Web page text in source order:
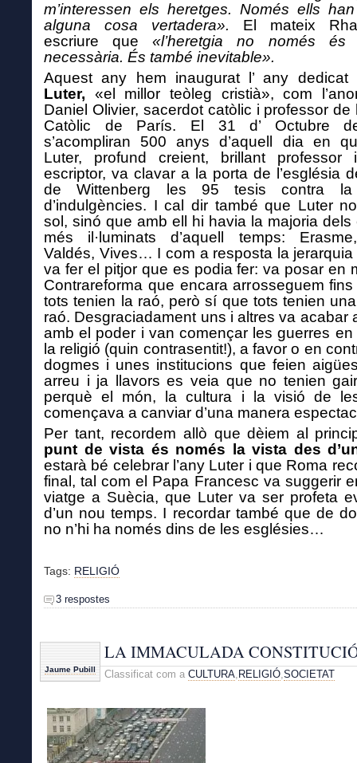
m’interessen els heretges. Només ells
alguna cosa vertadera». El mateix
escriure que«l’heretgia no només
necessària. És també inevitable».
Aquest any hem inaugurat l’ any
Luter, «el millor teòleg cristià», com
Daniel Olivier, sacerdot catòlic i professor de
Catòlic de París. El 31 d’ Octubre
s’acompliran 500 anys d’aquell dia en
Luter, profund creient, brillant professor
escriptor, va clavar a la porta de l’església
de Wittenberg les 95 tesis contra la
d’indulgències. I cal dir també que Luter
sol, sinó que amb ell hi havia la majoria dels
més il·luminats d’aquell temps:
Valdés, Vives… I com a resposta la jerarquia
va fer el pitjor que es podia fer: va posar en
Contrareforma que encara arrosseguem
tots tenien la raó, però sí que tots tenien
raó. Desgraciadament uns i altres va acabar
amb el poder i van començar les guerres
la religió (quin contrasentit!), a favor o en
dogmes i unes institucions que feien
arreu i ja llavors es veia que no tenien
perquè el món, la cultura i la visió de
començava a canviar d’una manera
Per tant, recordem allò que dèiem al
punt de vista és només la vista des
estarà bé celebrar l’any Luter i que Roma
final, tal com el Papa Francesc va suggerir
viatge a Suècia, que Luter va ser profeta
d’un nou temps. I recordar també que de
no n’hi ha només dins de les esglésies…
Tags: RELIGIÓ
3 respostes
Jaume Pubill
LA IMMACULADA
Classificat com a CULTURA RELIGIÓ SOCIETAT